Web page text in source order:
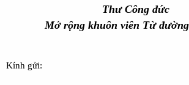
Thư Công đức
Mở rộng khuôn viên Từ
Kính gửi: